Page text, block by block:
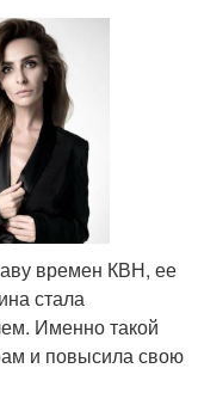
времен КВН, ее
стала
Именно такой
и повысила свою